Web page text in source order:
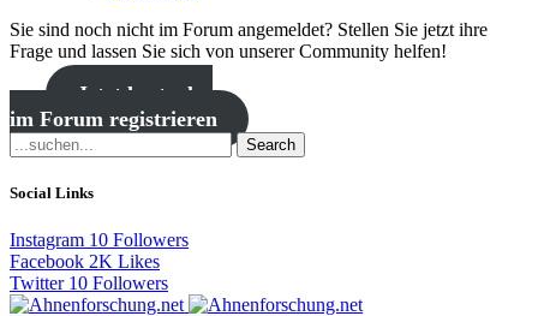
Sie sind noch nicht im Forum angemeldet? Stellen Sie jetzt ihre
Frage und lassen Sie sich von unserer Community helfen!
Jetzt kostenlos
im Forum registrieren
Search
Social Links
Instagram 10 Followers
Facebook 2K Likes
Twitter 10 Followers